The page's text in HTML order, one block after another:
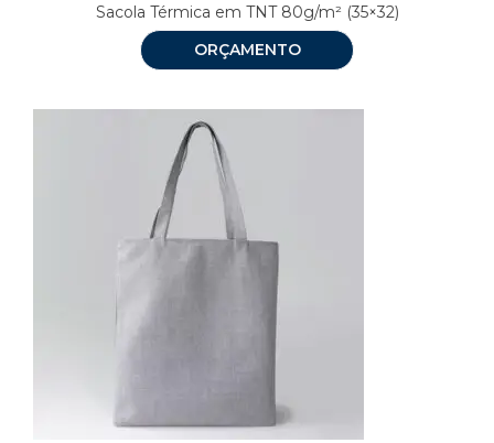
Sacola Térmica em TNT 80g/m² (35×32)
ORÇAMENTO